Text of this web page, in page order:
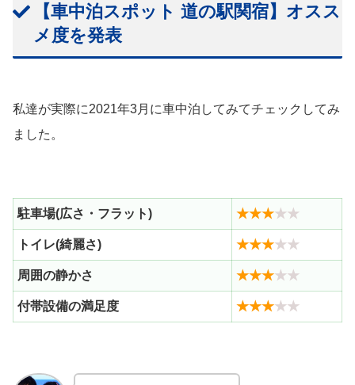
【車中泊スポット 道の駅関宿】オスス
メ度を発表
私達が実際に2021年3月に車中泊してみてチェックしてみ
ました。
駐車場(広さ・フラット) ★★★★★
トイレ(綺麗さ) ★★★★★
周囲の静かさ ★★★★★
付帯設備の満足度 ★★★★★